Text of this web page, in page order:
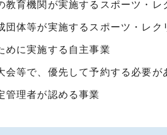
教育機関が実施するスポーツ・レ
団体等が実施するスポーツ・レク
めに実施する自主事業
会等で、優先して予約する必要
管理者が認める事業